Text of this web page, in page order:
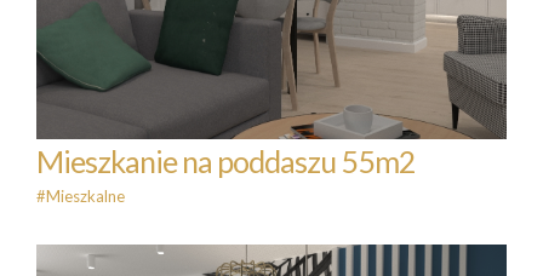
#Mieszkalne
Mieszkanie na poddaszu 55m2
#Mieszkalne